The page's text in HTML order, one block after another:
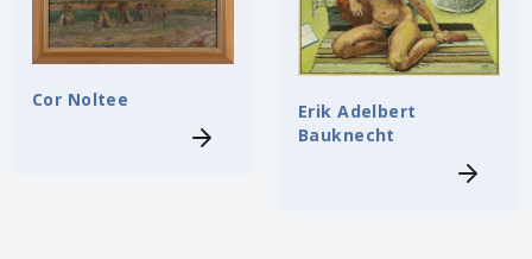
Cor Noltee
Erik Adelbert
Bauknecht